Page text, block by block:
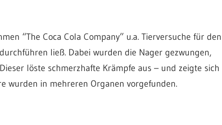
“The Coca Cola Company” u.a. Tierversuche für den
ließ. Dabei wurden die Nager gezwungen,
löste schmerzhafte Krämpfe aus – und zeigte sich
wurden in mehreren Organen vorgefunden.